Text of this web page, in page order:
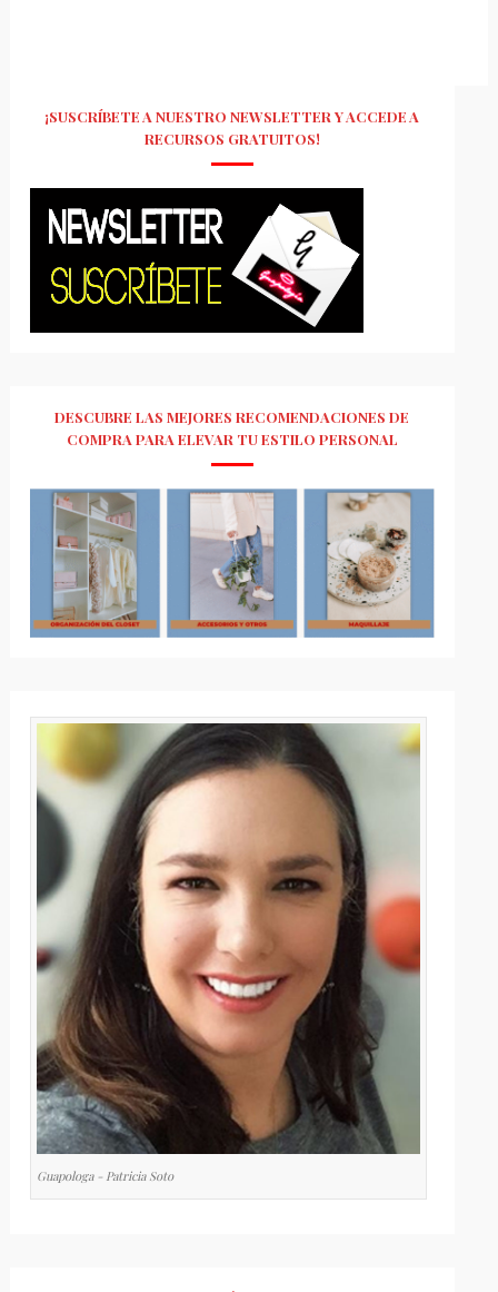
¡SUSCRÍBETE A NUESTRO NEWSLETTER Y ACCEDE A
RECURSOS GRATUITOS!
DESCUBRE LAS MEJORES RECOMENDACIONES DE
COMPRA PARA ELEVAR TU ESTILO PERSONAL
Guapologa - Patricia Soto